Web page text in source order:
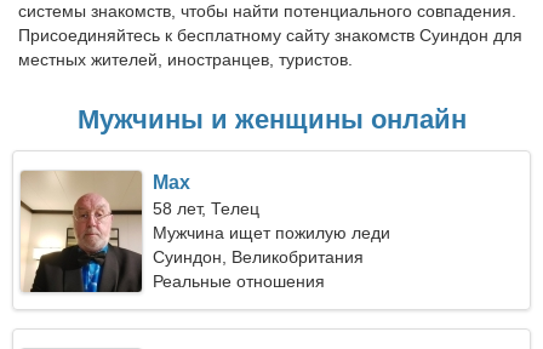
системы знакомств, чтобы найти потенциального совпадения.
Присоединяйтесь к бесплатному сайту знакомств Суиндон для
местных жителей, иностранцев, туристов.
Мужчины и женщины онлайн
Max
58 лет, Телец
Мужчина ищет пожилую леди
Суиндон, Великобритания
Реальные отношения